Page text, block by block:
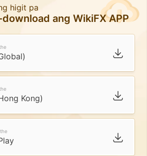
higit pa
ang WikiFX APP
Kong)